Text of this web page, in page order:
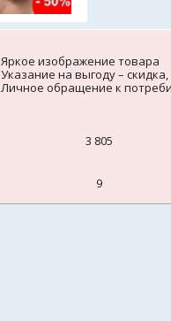
Яркое изображение товара
Указание на выгоду – скидка,
Личное обращение к
3 805
9